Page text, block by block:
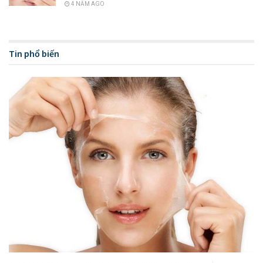
Tìm hiểu về cách chăm sóc da mặt bằng nha đam
Thành phần dinh dưỡng có trong
cây
Rất nhiều người biếtnha đam
là loại thực phẩm thiên nhiên
mang tính hàn, không chỉ chứa nhiều dưỡng chất cho việc
Bên cạnh đó các chất dinh dưỡng thiết yếu đóng vai trò
chống oxy hóa, tăng cường sức đề kháng để chống lại
những tế bào gây hại cơ thể đều có trong thực phẩm
4 NĂM AGO
Tin phổ biến